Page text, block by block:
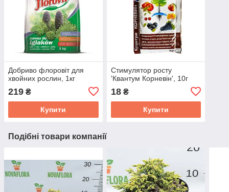
Добриво флоровіт для
хвойних рослин, 1кг
219 ₴
Купити
Стимулятор росту
'Квантум Корневін', 10г
18₴
Купити
Подібні товари компанії